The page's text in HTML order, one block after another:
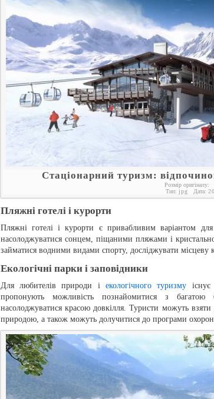
Стаціонарний туризм:
Розмір оригіналу:
Тип: jpg Дата:
Пляжні готелі і курорти
Пляжні готелі і курорти є привабливим варіантом
насолоджуватися сонцем, піщаними пляжами і
займатися водними видами спорту, досліджувати місцеву
Екологічні парки і заповідники
Для любителів природи іекологічного туризму
пропонують можливість познайомитися з багатою
насолоджуватися красою довкілля. Туристи можуть взяти
природою, а також можуть долучитися до програми